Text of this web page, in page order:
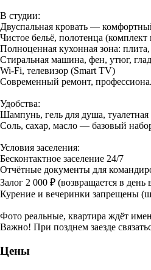
В студии:
Двуспальная кровать —
Чистое бельё, полотенца (комплект
Полноценная кухонная зона:
Стиральная машина, фен, утюг,
Wi-Fi, телевизор (Smart TV)
Современный ремонт,
Удобства:
Шампунь, гель для душа,
Соль, сахар, масло — базовый
Условия заселения:
Бесконтактное заселение 24/7
Отчётные документы для
Залог 2 000 ₽ (возвращается в день
Курение и вечеринки запрещены
Фото реальные, квартира ждёт
Важно! При позднем заезде
Цены